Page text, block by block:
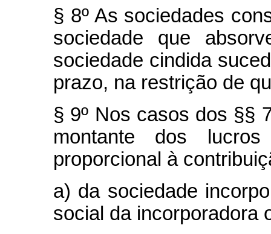
§ 8º As sociedades
sociedade que
sociedade cindida
prazo, na restrição de
§ 9º Nos casos dos §§
montante dos
proporcional à
a) da sociedade
social da incorporadora